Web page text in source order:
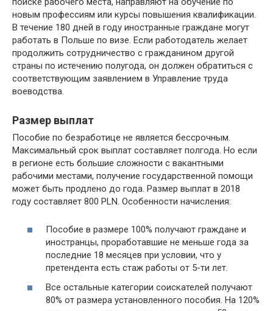
новым профессиям или курсы повышения квалификации.
В течение 180 дней в году иностранные граждане могут
работать в Польше по визе. Если работодатель желает
продолжить сотрудничество с гражданином другой
страны по истечению полугода, он должен обратиться с
соответствующим заявлением в Управление труда
воеводства.
Размер выплат
Пособие по безработице не является бессрочным.
Максимальный срок выплат составляет полгода. Но если
в регионе есть большие сложности с вакантными
рабочими местами, получение государственной помощи
может быть продлено до года. Размер выплат в 2018
году составляет 800 PLN. Особенности начисления:
Пособие в размере 100% получают граждане и
иностранцы, проработавшие не меньше года за
последние 18 месяцев при условии, что у
претендента есть стаж работы от 5-ти лет.
Все остальные категории соискателей получают
80% от размера установленного пособия. На 120%